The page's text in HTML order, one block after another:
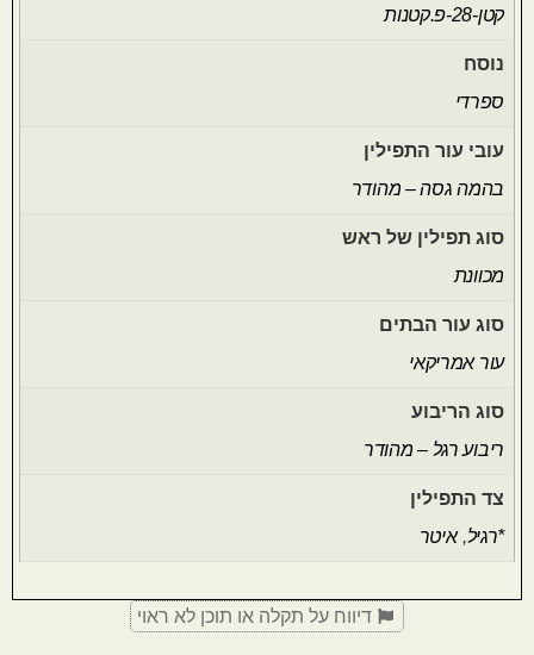
קטן-28-פ.קטנות
נוסח
ספרדי
עובי עור התפילין
בהמה גסה – מהודר
סוג תפילין של ראש
מכוונת
סוג עור הבתים
עור אמריקאי
סוג הריבוע
ריבוע רגל – מהודר
צד התפילין
*רגיל,איטר
דיווח על תקלה או תוכן לא ראוי